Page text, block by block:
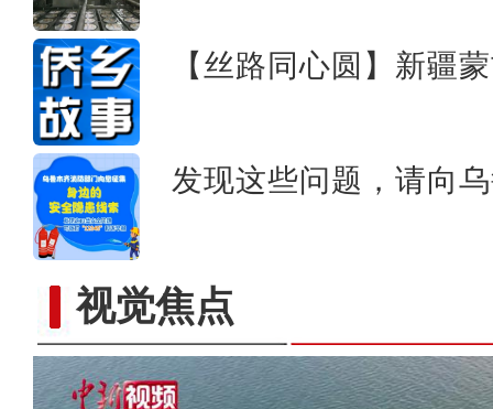
【丝路同心圆】新疆
发现这些问题，请向
视觉焦点